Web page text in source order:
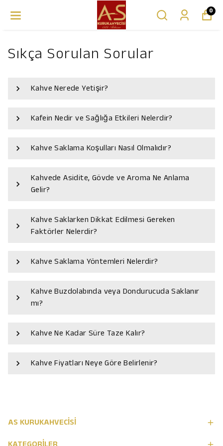
0
Sıkça Sorulan Sorular
Kahve Nerede Yetişir?
Kafein Nedir ve Sağlığa Etkileri Nelerdir?
Kahve Saklama Koşulları Nasıl Olmalıdır?
Kahvede Asidite, Gövde ve Aroma Ne Anlama
Gelir?
Kahve Saklarken Dikkat Edilmesi Gereken
Faktörler Nelerdir?
Kahve Saklama Yöntemleri Nelerdir?
Kahve Buzdolabında veya Dondurucuda Saklanır
mı?
Kahve Ne Kadar Süre Taze Kalır?
Kahve Fiyatları Neye Göre Belirlenir?
AS KURUKAHVECİSİ